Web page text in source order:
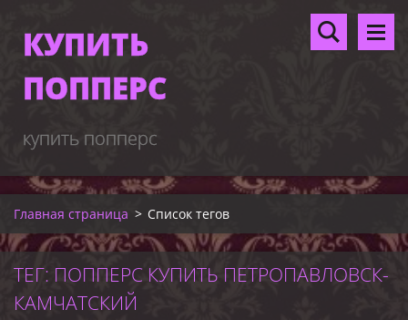
КУПИТЬ
ПОППЕРС
купить попперс
Главная страница > Список тегов
ТЕГ: ПОППЕРС КУПИТЬ ПЕТРОПАВЛОВСК-
КАМЧАТСКИЙ